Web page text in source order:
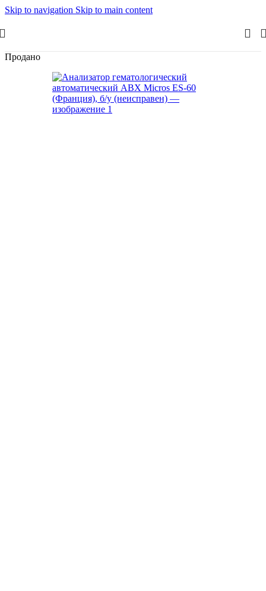
Skip to navigation Skip to main content
Продано